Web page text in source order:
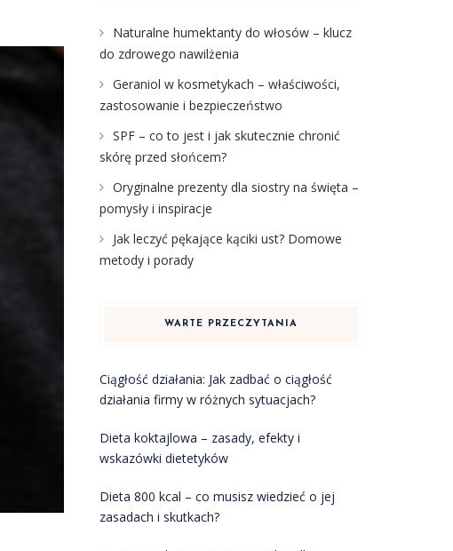
Naturalne humektanty do włosów – klucz
do zdrowego nawilżenia
Geraniol w kosmetykach – właściwości,
zastosowanie i bezpieczeństwo
SPF – co to jest i jak skutecznie chronić
skórę przed słońcem?
Oryginalne prezenty dla siostry na święta –
pomysły i inspiracje
Jak leczyć pękające kąciki ust? Domowe
metody i porady
WARTE PRZECZYTANIA
Ciągłość działania: Jak zadbać o ciągłość
działania firmy w różnych sytuacjach?
Dieta koktajlowa – zasady, efekty i
wskazówki dietetyków
Dieta 800 kcal – co musisz wiedzieć o jej
zasadach i skutkach?